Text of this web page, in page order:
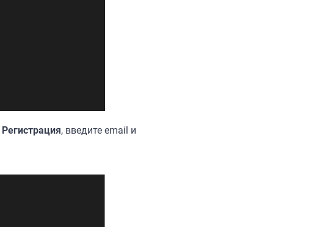
Регистрация, введите email и